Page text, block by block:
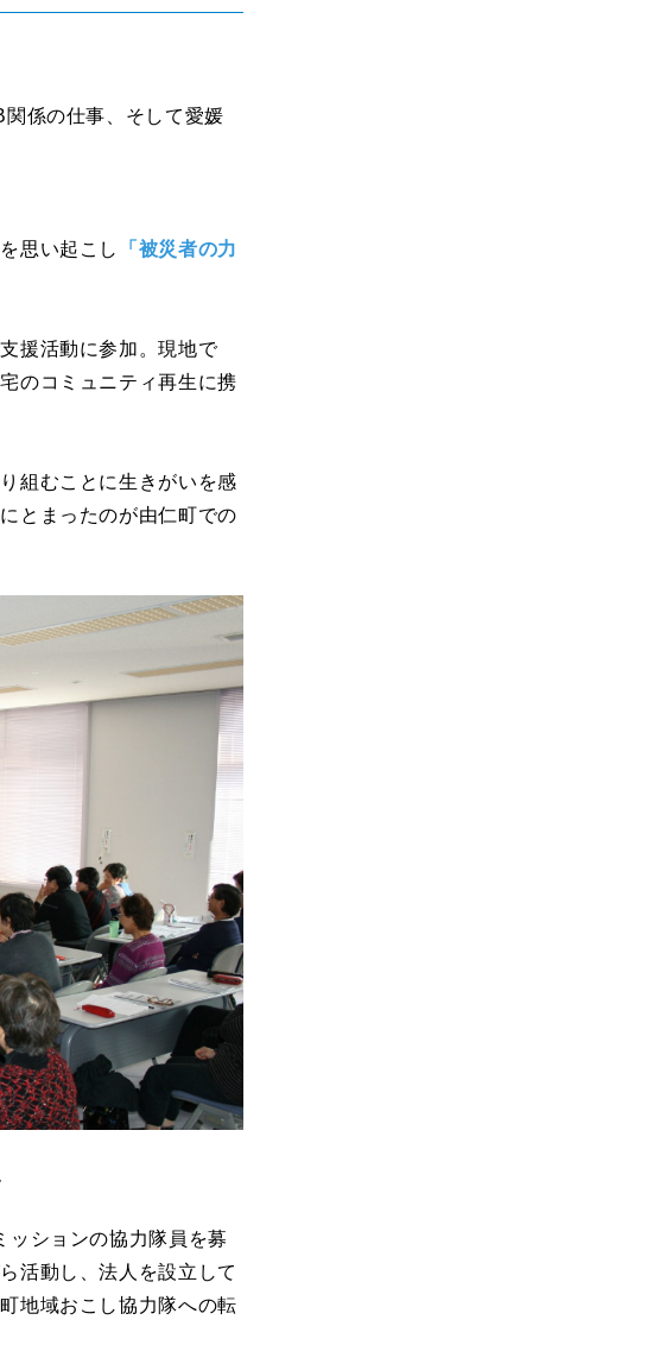
係の仕事、そして愛媛
思い起こし
「被災者の力
援活動に参加。現地で
のコミュニティ再生に携
組むことに生きがいを感
とまったのが由仁町での
ッションの協力隊員を募
活動し、法人を設立して
地域おこし協力隊への転